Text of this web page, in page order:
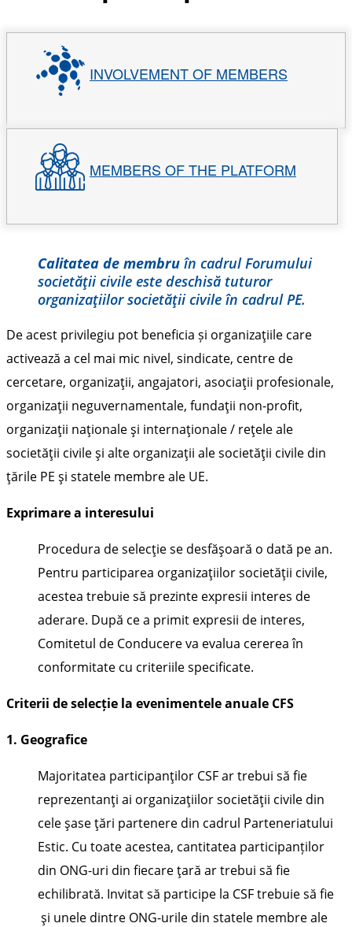
INVOLVEMENT OF MEMBERS
MEMBERS OF THE PLATFORM
Calitatea de membru în cadrul Forumului
societăţii civile este deschisă tuturor
organizaţiilor societăţii civile în cadrul PE.
De acest privilegiu pot beneficia și organizaţiile care
activează a cel mai mic nivel, sindicate, centre de
cercetare, organizaţii, angajatori, asociaţii profesionale,
organizaţii neguvernamentale, fundaţii non-profit,
organizaţii naţionale şi internaţionale / reţele ale
societăţii civile şi alte organizaţii ale societăţii civile din
ţările PE şi statele membre ale UE.
Exprimare a interesului
Procedura de selecţie se desfăşoară o dată pe an.
Pentru participarea organizaţiilor societăţii civile,
acestea trebuie să prezinte expresii interes de
aderare. După ce a primit expresii de interes,
Comitetul de Conducere va evalua cererea în
conformitate cu criteriile specificate.
Criterii de selecție la evenimentele anuale CFS
1. Geografice
Majoritatea participanţilor CSF ar trebui să fie
reprezentanţi ai organizaţiilor societăţii civile din
cele şase ţări partenere din cadrul Parteneriatului
Estic. Cu toate acestea, cantitatea participanților
din ONG-uri din fiecare ţară ar trebui să fie
echilibrată. Invitat să participe la CSF trebuie să fie
şi unele dintre ONG-urile din statele membre ale